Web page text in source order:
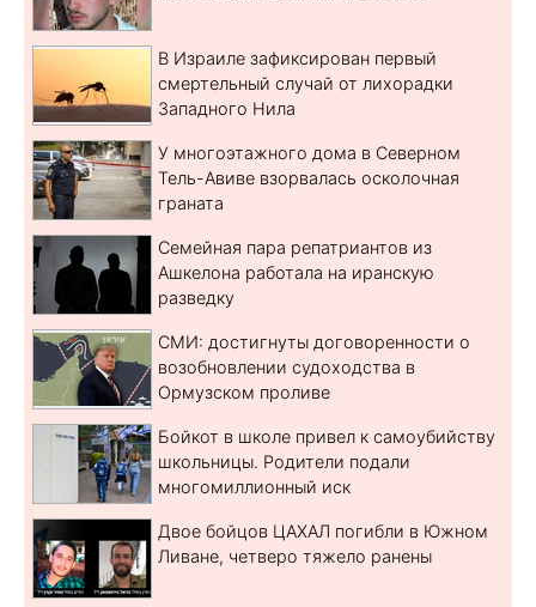
В Израиле зафиксирован первый
смертельный случай от лихорадки
Западного Нила
У многоэтажного дома в Северном
Тель-Авиве взорвалась осколочная
граната
Семейная пара репатриантов из
Ашкелона работала на иранскую
разведку
СМИ: достигнуты договоренности о
возобновлении судоходства в
Ормузском проливе
Бойкот в школе привел к самоубийству
школьницы. Родители подали
многомиллионный иск
Двое бойцов ЦАХАЛ погибли в Южном
Ливане, четверо тяжело ранены